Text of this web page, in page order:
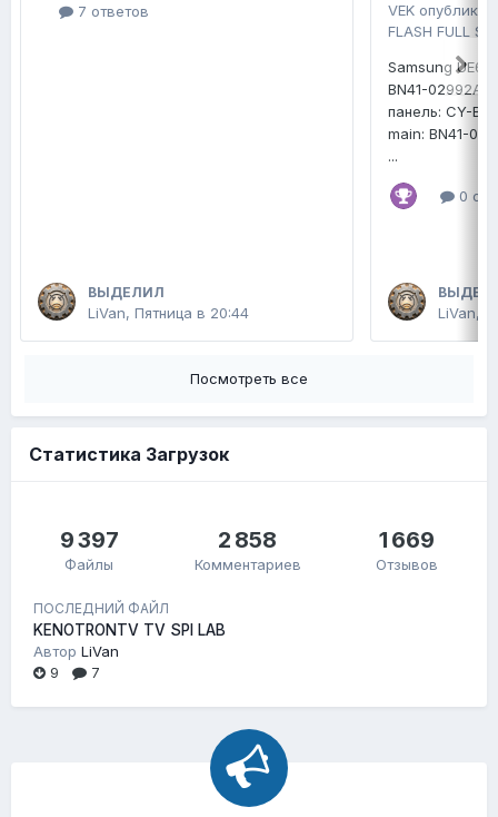
7 ответов
ВЫДЕЛИЛ
LiVan, Пятница в 20:44
VEK
FLASH FULL
Samsung
BN41-02992A
панель: CY-
main: BN41-
...
0
LiVan,
Посмотреть все
Статистика Загрузок
9 397
Файлы
2 858
Комментариев
1 669
Отзывов
ПОСЛЕДНИЙ ФАЙЛ
KENOTRONTV TV SPI LAB
Автор LiVan
9
7